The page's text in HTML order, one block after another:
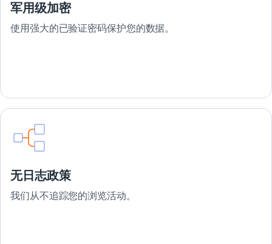
军用级加密
使用强大的已验证密码保护您的数据。
无日志政策
我们从不追踪您的浏览活动。